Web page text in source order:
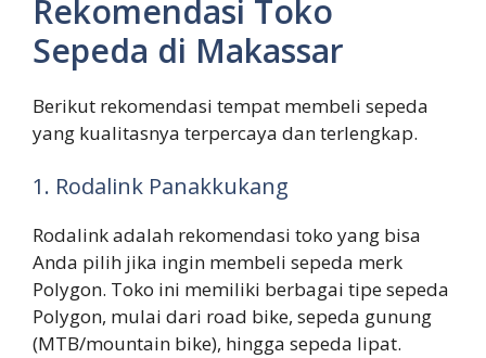
Rekomendasi Toko
Sepeda di Makassar
Berikut rekomendasi tempat membeli sepeda
yang kualitasnya terpercaya dan terlengkap.
1. Rodalink Panakkukang
Rodalink adalah rekomendasi toko yang bisa
Anda pilih jika ingin membeli sepeda merk
Polygon. Toko ini memiliki berbagai tipe sepeda
Polygon, mulai dari road bike, sepeda gunung
(MTB/mountain bike), hingga sepeda lipat.